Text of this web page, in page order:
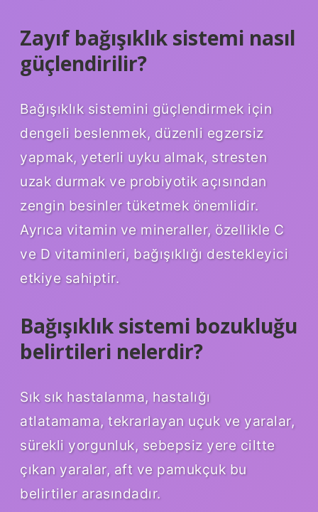
Zayıf bağışıklık sistemi nasıl
güçlendirilir?
Bağışıklık sistemini güçlendirmek için
dengeli beslenmek, düzenli egzersiz
yapmak, yeterli uyku almak, stresten
uzak durmak ve probiyotik açısından
zengin besinler tüketmek önemlidir.
Ayrıca vitamin ve mineraller, özellikle C
ve D vitaminleri, bağışıklığı destekleyici
etkiye sahiptir.
Bağışıklık sistemi bozukluğu
belirtileri nelerdir?
Sık sık hastalanma, hastalığı
atlatamama, tekrarlayan uçuk ve yaralar,
sürekli yorgunluk, sebepsiz yere ciltte
çıkan yaralar, aft ve pamukçuk bu
belirtiler arasındadır.